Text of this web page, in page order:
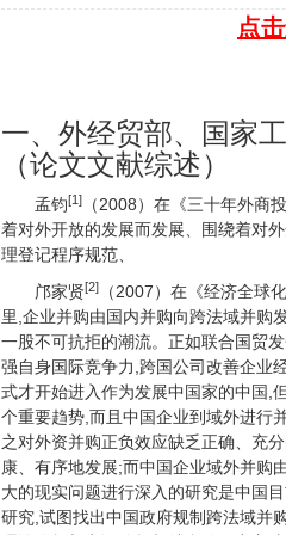
点
一、外经贸部、国家
（论文文献综述）
孟钧[1]
（2008）在《三十年外商
着对外开放的发展而发展、围绕着对
理登记程序规范、
邝家贤[2]
（2007）在《经济全球
里,企业并购由国内并购向跨法域并购
一股不可抗拒的潮流。正如联合国贸
强自身国际竞争力,跨国公司改善企业
式才开始进入作为发展中国家的中国,
个重要趋势,而且中国企业到域外进行
之对外资并购正负效应缺乏正确、充
康、有序地发展;而中国企业域外并购
大的现实问题进行深入的研究是中国
研究,试图找出中国政府规制跨法域并